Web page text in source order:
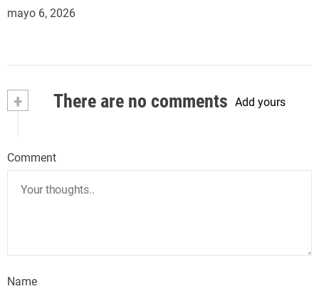
mayo 6, 2026
+ There are no comments Add yours
Comment
Name